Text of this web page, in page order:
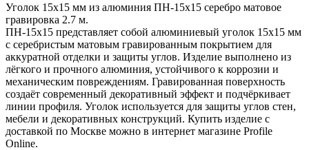
Уголок 15х15 мм из алюминия ПН-15х15 серебро матовое
гравировка 2.7 м.
ПН-15х15 представляет собой алюминиевый уголок 15х15 мм
с серебристым матовым гравированным покрытием для
аккуратной отделки и защиты углов. Изделие выполнено из
лёгкого и прочного алюминия, устойчивого к коррозии и
механическим повреждениям. Гравированная поверхность
создаёт современный декоративный эффект и подчёркивает
линии профиля. Уголок используется для защиты углов стен,
мебели и декоративных конструкций. Купить изделие с
доставкой по Москве можно в интернет магазине Profile
Online.